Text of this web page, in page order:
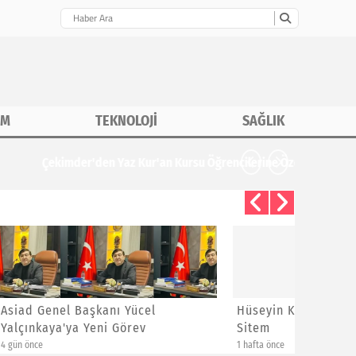
TEKNOLOJİ SAĞLIK
Hüseyin Kızıldaş'dan Ayrılanlara
Sitem